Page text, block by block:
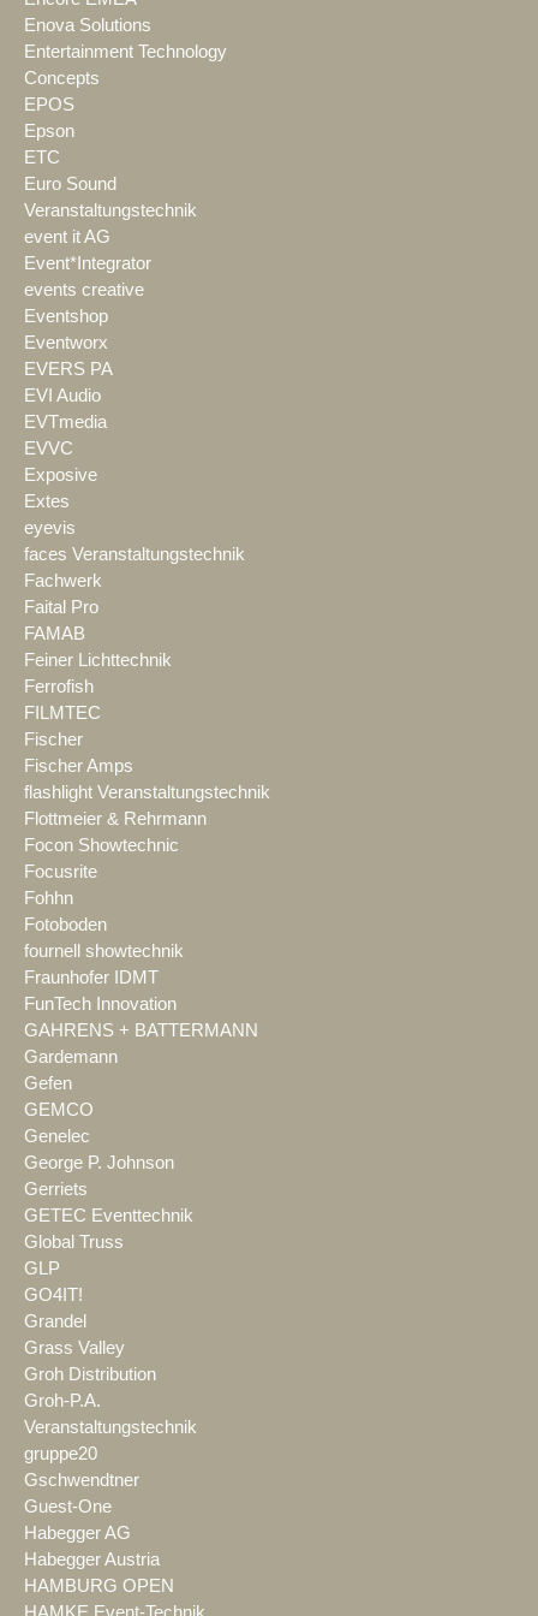
Enova Solutions
Entertainment Technology
Concepts
EPOS
Epson
ETC
Euro Sound
Veranstaltungstechnik
event it AG
Event*Integrator
events creative
Eventshop
Eventworx
EVERS PA
EVI Audio
EVTmedia
EVVC
Exposive
Extes
eyevis
faces Veranstaltungstechnik
Fachwerk
Faital Pro
FAMAB
Feiner Lichttechnik
Ferrofish
FILMTEC
Fischer
Fischer Amps
flashlight Veranstaltungstechnik
Flottmeier & Rehrmann
Focon Showtechnic
Focusrite
Fohhn
Fotoboden
fournell showtechnik
Fraunhofer IDMT
FunTech Innovation
GAHRENS + BATTERMANN
Gardemann
Gefen
GEMCO
Genelec
George P. Johnson
Gerriets
GETEC Eventtechnik
Global Truss
GLP
GO4IT!
Grandel
Grass Valley
Groh Distribution
Groh-P.A.
Veranstaltungstechnik
gruppe20
Gschwendtner
Guest-One
Habegger AG
Habegger Austria
HAMBURG OPEN